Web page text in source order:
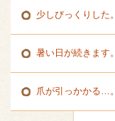
少しびっくりした。
暑い日が続きます。
爪が引っかかる…。